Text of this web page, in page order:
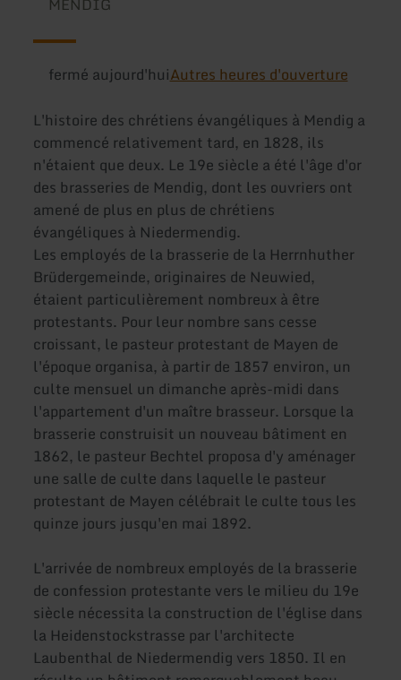
MENDIG
fermé aujourd'huiAutres heures d'ouverture
L'histoire des chrétiens évangéliques à Mendig a
commencé relativement tard, en 1828, ils
n'étaient que deux. Le 19e siècle a été l'âge d'or
des brasseries de Mendig, dont les ouvriers ont
amené de plus en plus de chrétiens
évangéliques à Niedermendig.
Les employés de la brasserie de la Herrnhuther
Brüdergemeinde, originaires de Neuwied,
étaient particulièrement nombreux à être
protestants. Pour leur nombre sans cesse
croissant, le pasteur protestant de Mayen de
l'époque organisa, à partir de 1857 environ, un
culte mensuel un dimanche après-midi dans
l'appartement d'un maître brasseur. Lorsque la
brasserie construisit un nouveau bâtiment en
1862, le pasteur Bechtel proposa d'y aménager
une salle de culte dans laquelle le pasteur
protestant de Mayen célébrait le culte tous les
quinze jours jusqu'en mai 1892.
L'arrivée de nombreux employés de la brasserie
de confession protestante vers le milieu du 19e
siècle nécessita la construction de l'église dans
la Heidenstockstrasse par l'architecte
Laubenthal de Niedermendig vers 1850. Il en